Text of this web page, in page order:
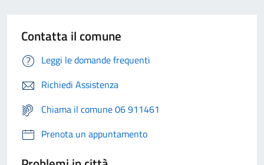
Contatta il comune
Leggi le domande frequenti
Richiedi Assistenza
Chiama il comune 06 911461
Prenota un appuntamento